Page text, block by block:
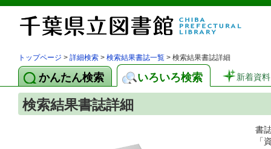
トップページ > 詳細検索 > 検索結果書誌一覧 > 検索結果書誌詳細
かんたん検索 いろいろ検索 新着資料
検索結果書誌詳細
書
「